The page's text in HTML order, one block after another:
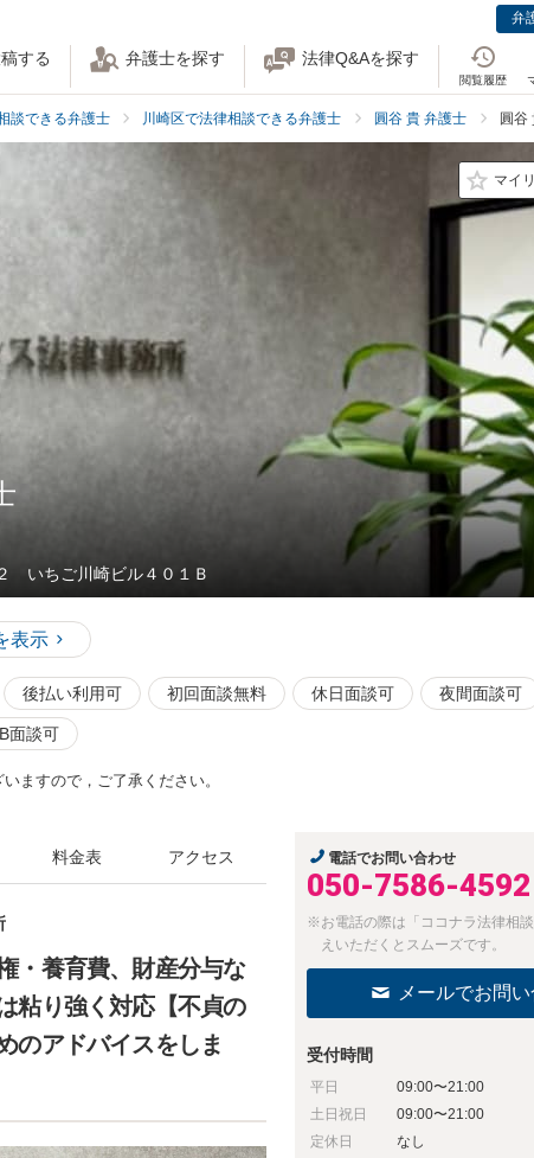
弁
する 弁護士を探す 法律Q&Aを探す
閲覧履歴
談できる弁護士 川崎区で法律相談できる弁護士 圓谷 貴 弁護士 圓谷
マイ
いちご川崎ビル４０１Ｂ
表示
後払い利用可 初回面談無料 休日面談可 夜間面談可
面談可
ますので，ご了承ください。
料金表 アクセス
・養育費、財産分与な
粘り強く対応【不貞の
のアドバイスをしま
電話でお問い合わせ
050-7586-4592
※お電話の際は「ココナラ法律相
えいただくとスムーズです。
メールでお問
受付時間
平日
09:00〜21:00
土日祝日
09:00〜21:00
定休日
なし